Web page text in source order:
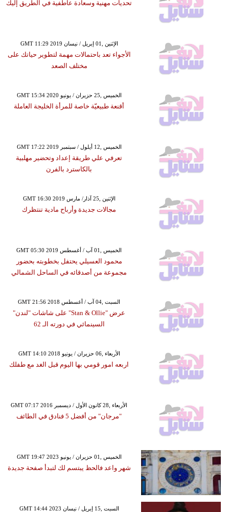
تحديات مهنية وسعادة عاطفية في الطريق إليك
GMT 11:29 2019 الإثنين ,01 إبريل / نيسان
الأجواء تعد باحتمالات مهمة لتطوير حياتك على
مختلف الصعد
GMT 15:34 2020 الخميس ,25 حزيران / يونيو
أقنعة طبيعيّة خاصة للمرأة الخليجة العاملة
GMT 17:22 2019 الخميس ,12 أيلول / سبتمبر
تعرفي علي طريقة إعداد وتحضير مهلبية
بالكاسترد بالفرن
GMT 16:30 2019 الإثنين ,25 آذار/ مارس
مجالات جديدة وأرباح مادية تنتظرك
GMT 05:30 2019 الخميس ,01 آب / أغسطس
محمود العسيلي يحتفل بخطوبته بحضور
مجموعة من أصدقائه في الساحل الشمالي
GMT 21:56 2018 السبت ,04 آب / أغسطس
عرض "Stan & Ollie" على شاشات "لندن"
السينمائي في دورته الـ 62
GMT 14:10 2018 الأربعاء ,06 حزيران / يونيو
اربعه امور قومي بها اليوم قبل الغد مع طفلك
GMT 07:17 2016 الأربعاء ,28 كانون الأول / ديسمبر
"مرجان" من أفضل 5 فنادق في الطائف
GMT 19:47 2023 الخميس ,01 حزيران / يونيو
شهر واعد فالحظ يبتسم لك لتبدأ صفحة جديدة
GMT 14:44 2023 السبت ,15 إبريل / نيسان